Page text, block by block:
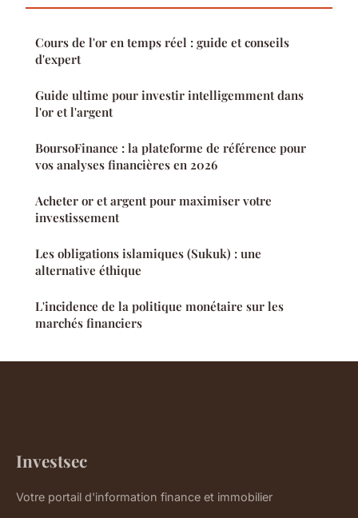
Cours de l'or en temps réel : guide et conseils
d'expert
Guide ultime pour investir intelligemment dans
l'or et l'argent
BoursoFinance : la plateforme de référence pour
vos analyses financières en 2026
Acheter or et argent pour maximiser votre
investissement
Les obligations islamiques (Sukuk) : une
alternative éthique
L'incidence de la politique monétaire sur les
marchés financiers
Investsec
Votre portail d'information finance et immobilier